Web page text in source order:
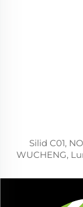
Silid C01,
WUCHENG,